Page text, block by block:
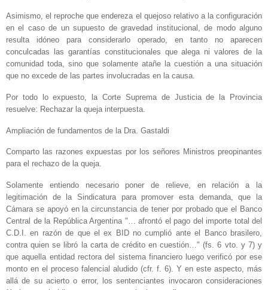
Asimismo, el reproche que endereza el quejoso relativo a la configuración
en el caso de un supuesto de gravedad institucional, de modo alguno
resulta idóneo para considerarlo operado, en tanto no aparecen
conculcadas las garantías constitucionales que alega ni valores de la
comunidad toda, sino que solamente atañe la cuestión a una situación
que no excede de las partes involucradas en la causa.
Por todo lo expuesto, la Corte Suprema de Justicia de la Provincia
resuelve: Rechazar la queja interpuesta.
Ampliación de fundamentos de la Dra. Gastaldi
Comparto las razones expuestas por los señores Ministros preopinantes
para el rechazo de la queja.
Solamente entiendo necesario poner de relieve, en relación a la
legitimación de la Sindicatura para promover esta demanda, que la
Cámara se apoyó en la circunstancia de tener por probado que el Banco
Central de la República Argentina "… afrontó el pago del importe total del
C.D.I. en razón de que el ex BID no cumplió ante el Banco brasilero,
contra quien se libró la carta de crédito en cuestión…" (fs. 6 vto. y 7) y
que aquella entidad rectora del sistema financiero luego verificó por ese
monto en el proceso falencial aludido (cfr. f. 6). Y en este aspecto, más
allá de su acierto o error, los sentenciantes invocaron consideraciones